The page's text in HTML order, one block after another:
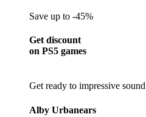
Save up to -45%
Get discount
on PS5 games
Get ready to impressive sound
Alby Urbanears